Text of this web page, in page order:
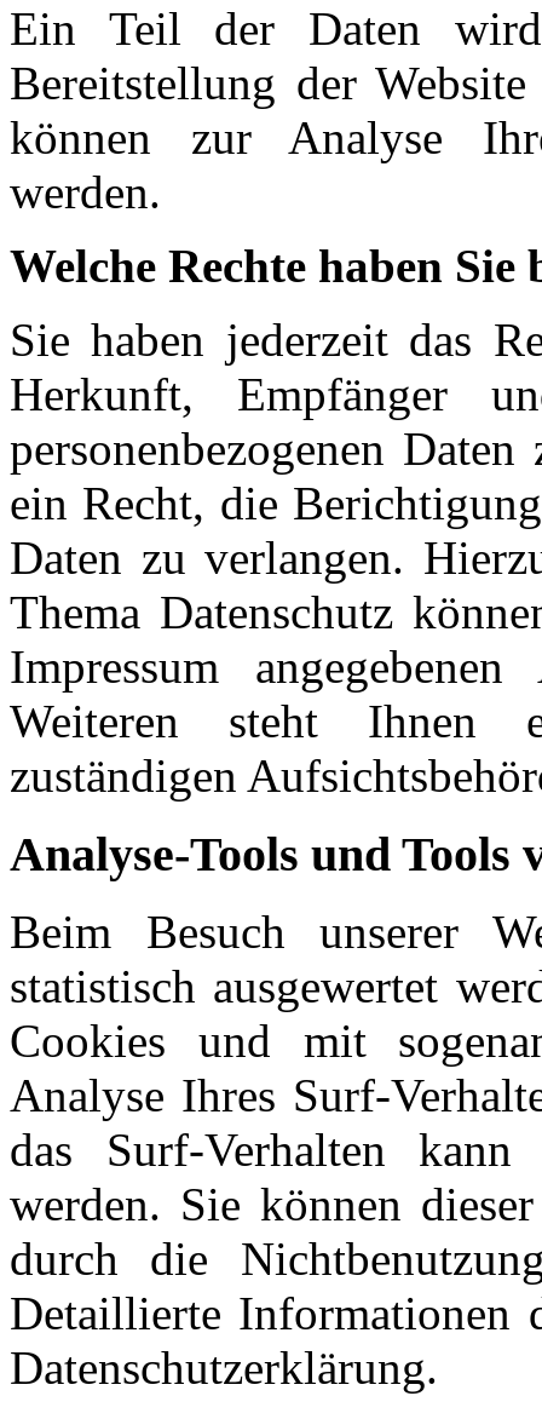
Ein Teil der Daten
Bereitstellung der
können zur Analyse
werden.
Welche Rechte haben
Sie haben jederzeit das
Herkunft, Empfänger
personenbezogenen
ein Recht, die
Daten zu verlangen.
Thema Datenschutz
Impressum
Weiteren steht Ihnen
zuständigen
Analyse-Tools und
Beim Besuch unserer
statistisch ausgewertet
Cookies und mit
Analyse Ihres Surf-
das Surf-Verhalten
werden. Sie können
durch die
Detaillierte Informationen
Datenschutzerklärung.